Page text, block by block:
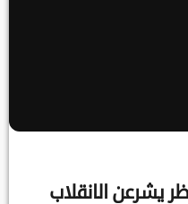
يشرعن الانقلاب